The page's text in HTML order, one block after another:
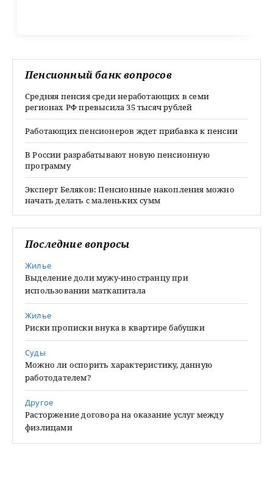
Пенсионный банк вопросов
Средняя пенсия среди неработающих в семи
регионах РФ превысила 35 тысяч рублей
Работающих пенсионеров ждет прибавка к пенсии
В России разрабатывают новую пенсионную
программу
Эксперт Беляков: Пенсионные накопления можно
начать делать с маленьких сумм
Последние вопросы
Жилье
Выделение доли мужу-иностранцу при
использовании маткапитала
Жилье
Риски прописки внука в квартире бабушки
Суды
Можно ли оспорить характеристику, данную
работодателем?
Другое
Расторжение договора на оказание услуг между
физлицами